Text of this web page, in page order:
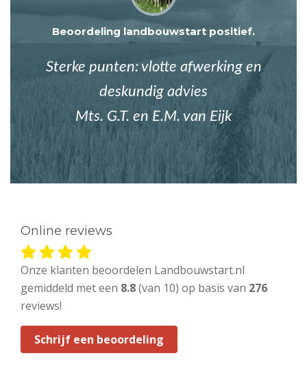
Beoordeling landbouwstart positief.
Sterke punten: vlotte afwerking en
deskundig advies
Mts. G.T. en E.M. van Eijk
Online reviews
Onze klanten beoordelen Landbouwstart.nl
gemiddeld met een 8.8(van 10) op basis van 276
reviews!
Schrijf een beoordeling